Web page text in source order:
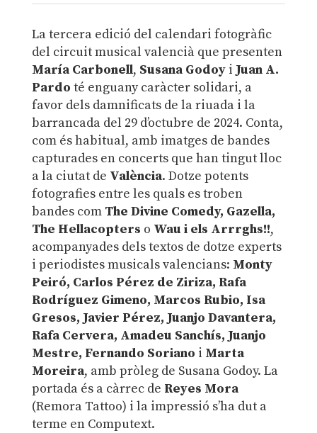
La tercera edició del calendari fotogràfic
del circuit musical valencià que presenten
María Carbonell, Susana Godoyi Juan A.
Pardo té enguany caràcter solidari, a
favor dels damnificats de la riuada i la
barrancada del 29 d’octubre de 2024. Conta,
com és habitual, amb imatges de bandes
capturades en concerts que han tingut lloc
a la ciutat de València. Dotze potents
fotografies entre les quals es troben
bandes comThe Divine Comedy, Gazella,
The Hellacopters o Wau i els Arrrghs!!,
acompanyades dels textos de dotze experts
i periodistes musicals valencians: Monty
Peiró, Carlos Pérez de Ziriza, Rafa
Rodríguez Gimeno, Marcos Rubio, Isa
Gresos, Javier Pérez, Juanjo Davantera,
Rafa Cervera, Amadeu Sanchís, Juanjo
Mestre, Fernando Soriano i Marta
Moreira, amb pròleg de Susana Godoy. La
portada és a càrrec de Reyes Mora
(Remora Tattoo) i la impressió s’ha dut a
terme en Computext.